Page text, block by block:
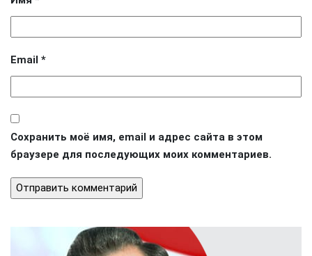
Email *
Сохранить моё имя, email и адрес сайта в этом
браузере для последующих моих комментариев.